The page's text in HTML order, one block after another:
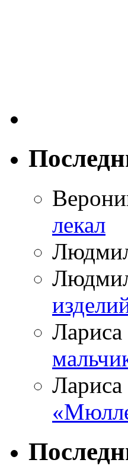
лекал
Лариса
Лариса